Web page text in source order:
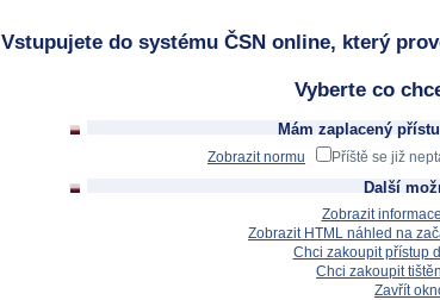
Vstupujete do systému ČSN online, který
Vyberte co
Mám zaplacený
Zobrazit normu Příště se již
Další
Zobrazit
Zobrazit HTML náhled na
Chci zakoupit přístup
Chci zakoupit
Zavřít